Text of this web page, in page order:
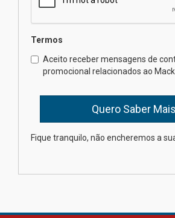
04.08.2026
Brasília prepara
estudantes para
mesmo do
na educação
Termos
Aceito receber mensagens de
promocional relacionados ao
Fique tranquilo, não encheremos a